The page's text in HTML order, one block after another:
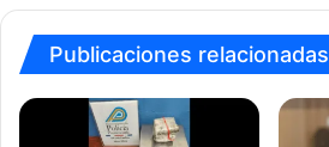
Publicaciones relacionadas